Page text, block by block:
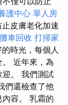
護中心 單人房
皮膚老化加速
車回收 打掃家
時光，每個人
近年來，為
。 我們測試
們還檢查了他
容。 乳霜的